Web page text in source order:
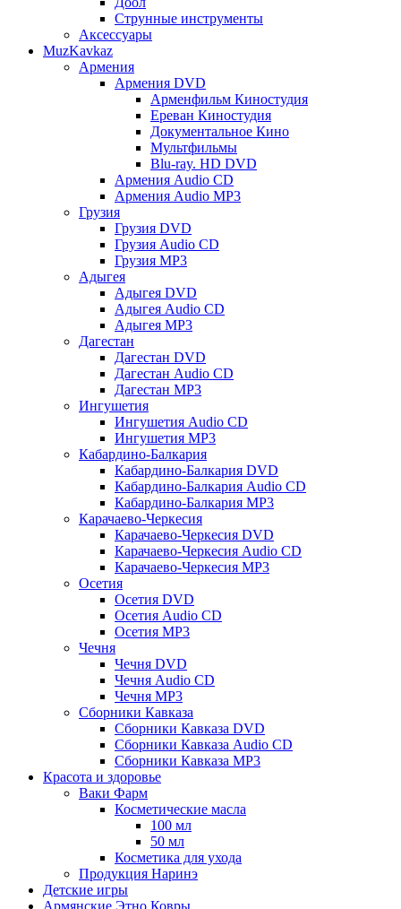
Струнные инструменты
Аксессуары
MuzKavkaz
Армения
Армения DVD
Арменфильм Киностудия
Ереван Киностудия
Документальное Кино
Мультфильмы
Blu-ray. HD DVD
Армения Audio CD
Армения Audio MP3
Грузия
Грузия DVD
Грузия Audio CD
Грузия MP3
Адыгея
Адыгея DVD
Адыгея Audio CD
Адыгея MP3
Дагестан
Дагестан DVD
Дагестан Audio CD
Дагестан MP3
Ингушетия
Ингушетия Audio CD
Ингушетия MP3
Кабардино-Балкария
Кабардино-Балкария DVD
Кабардино-Балкария Audio CD
Кабардино-Балкария MP3
Карачаево-Черкесия
Карачаево-Черкесия DVD
Карачаево-Черкесия Audio CD
Карачаево-Черкесия MP3
Осетия
Осетия DVD
Осетия Audio CD
Осетия MP3
Чечня
Чечня DVD
Чечня Audio CD
Чечня MP3
Сборники Кавказа
Сборники Кавказа DVD
Сборники Кавказа Audio CD
Сборники Кавказа MP3
Красота и здоровье
Ваки Фарм
Косметические масла
100 мл
50 мл
Косметика для ухода
Продукция Наринэ
Детские игры
Армянские Этно Ковры